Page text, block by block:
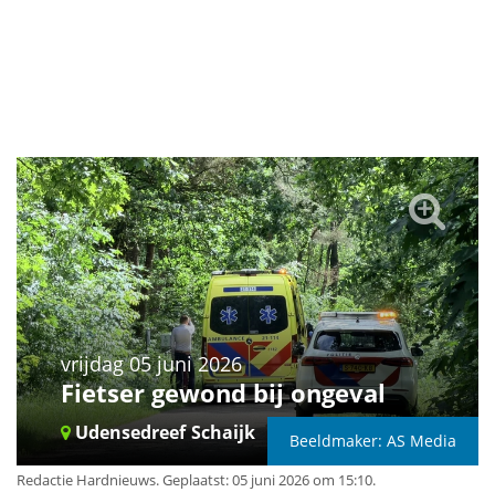
vrijdag 05 juni 2026
Fietser gewond bij ongeval
Udensedreef Schaijk Beeldmaker: AS Media
Redactie Hardnieuws.Geplaatst: 05 juni 2026 om 15:10.